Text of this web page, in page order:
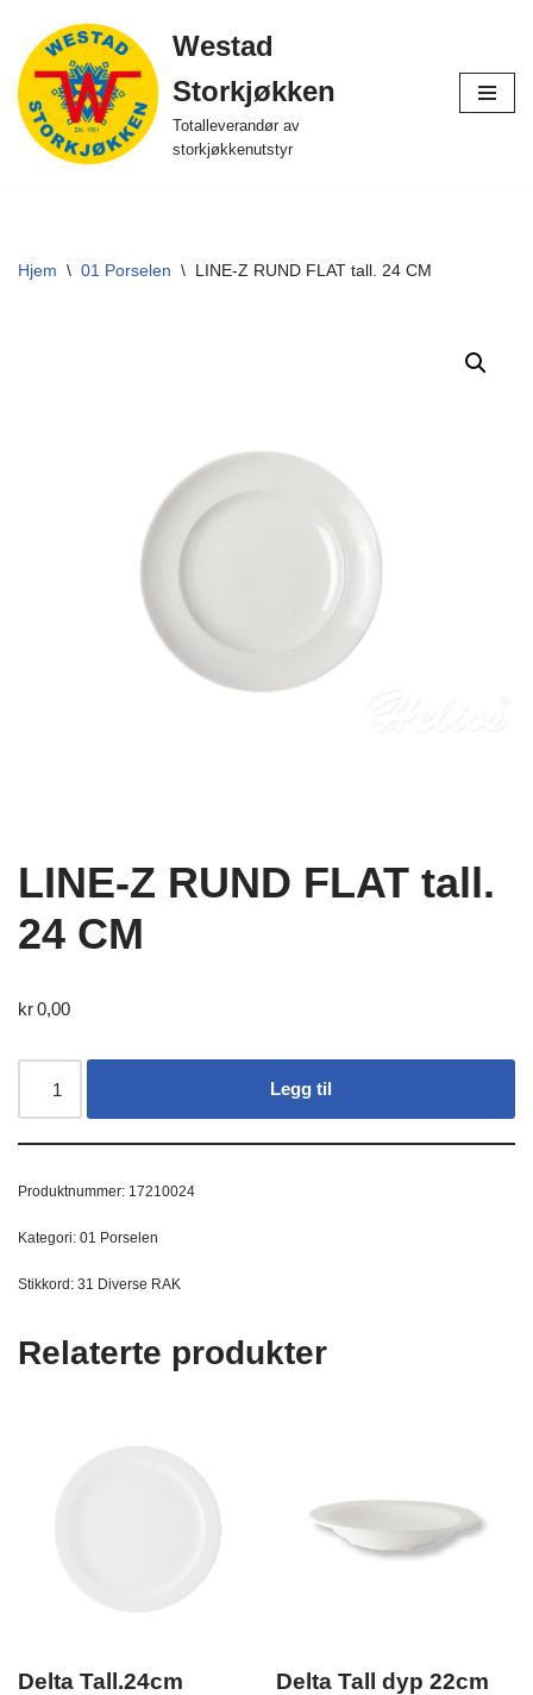
Hopp
til
innholdet
Westad
Storkjøkken
Totalleverandør av
storkjøkkenutstyr
Hjem \ 01 Porselen \ LINE-Z RUND FLAT tall. 24 CM
LINE-Z RUND FLAT tall.
24 CM
kr0,00
Legg til
Produktnummer: 17210024
Kategori: 01 Porselen
Stikkord: 31 Diverse RAK
Relaterte produkter
Delta Tall.24cm
Delta Tall dyp 22cm